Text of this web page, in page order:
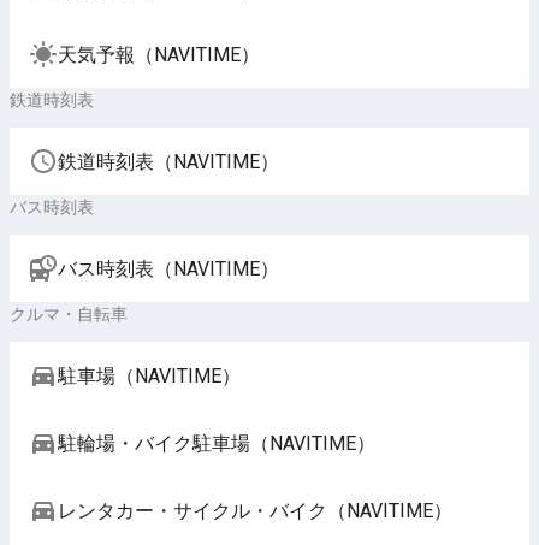
天気予報（NAVITIME）
鉄道時刻表
鉄道時刻表（NAVITIME）
バス時刻表
バス時刻表（NAVITIME）
クルマ・自転車
駐車場（NAVITIME）
駐輪場・バイク駐車場（NAVITIME）
レンタカー・サイクル・バイク（NAVITIME）